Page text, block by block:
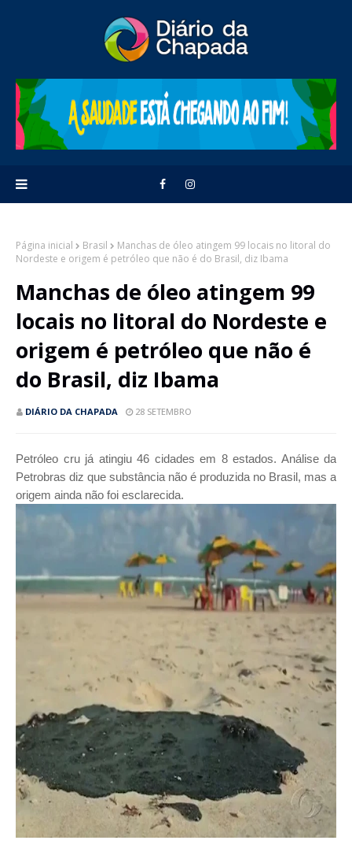
Página inicial Brasil
Manchas de óleo atingem 99 locais no litoral do
Nordeste e origem é petróleo que não é do Brasil, diz Ibama
Manchas de óleo atingem 99
locais no litoral do Nordeste e
origem é petróleo que não é
do Brasil, diz Ibama
DIÁRIO DA CHAPADA 28 SETEMBRO
Petróleo cru já atingiu 46 cidades em 8 estados. Análise da
Petrobras diz que substância não é produzida no Brasil, mas a
origem ainda não foi esclarecida.